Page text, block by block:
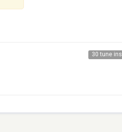
30 tune ins